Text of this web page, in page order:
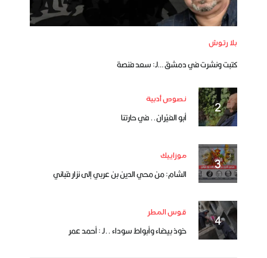
بلا رتوش
كتبت ونشرت في دمشق …لـ: سعد فنصة
نصوص أدبية
أبو العَيْران.. في حارتنا
موزاييك
الشام: من محي الدين بن عربي إلى نزار قباني
قوس المطر
خوذ بيضاء وأبواط سوداء ..لـ : أحمد عمر